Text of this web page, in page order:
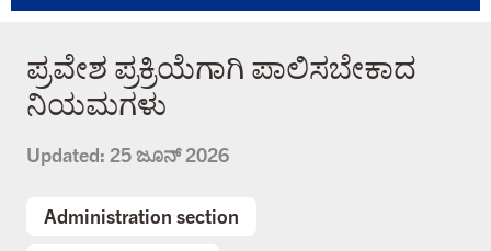
ಪ್ರವೇಶ ಪ್ರಕ್ರಿಯೆಗಾಗಿ ಪಾಲಿಸಬೇಕಾದ
ನಿಯಮಗಳು
Updated: 25 ಜೂನ್ 2026
Administration section